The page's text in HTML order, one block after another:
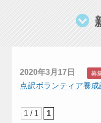
2020年3月17日 募
点訳ボランティア養成
1 / 1 1